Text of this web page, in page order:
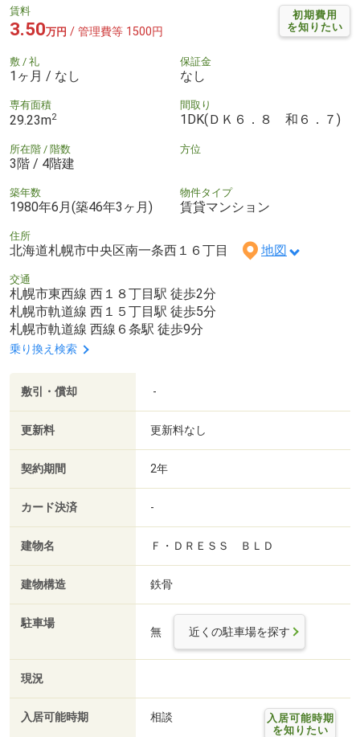
初期費用
を知りたい
賃料
3.50万円 / 管理費等 1500円
敷 / 礼
1ヶ月 / なし
保証金
なし
専有面積
29.23m2
間取り
1DK(ＤＫ６．８ 和６．７)
所在階 / 階数
3階 / 4階建
方位
築年数
1980年6月(築46年3ヶ月)
物件タイプ
賃貸マンション
住所
北海道札幌市中央区南一条西１６丁目 地図
交通
札幌市東西線 西１８丁目駅 徒歩2分
札幌市軌道線 西１５丁目駅 徒歩5分
札幌市軌道線 西線６条駅 徒歩9分
乗り換え検索
敷引・償却 -
更新料 更新料なし
契約期間 2年
カード決済 -
建物名 Ｆ・ＤＲＥＳＳ ＢＬＤ
建物構造 鉄骨
駐車場
無 近くの駐車場を探す
現況
入居可能時期 相談
入居可能時期
を知りたい